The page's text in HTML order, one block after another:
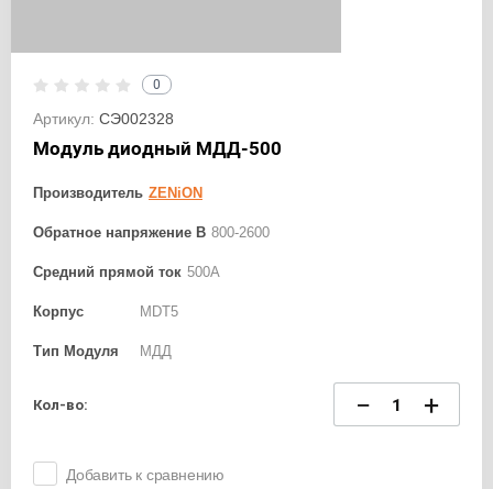
0
Артикул: СЭ002328
Модуль диодный МДД-500
Производитель ZENiON
Обратное напряжение В 800-2600
Средний прямой ток 500А
Корпус MDT5
Тип Модуля МДД
Кол-во: − +
Добавить к сравнению